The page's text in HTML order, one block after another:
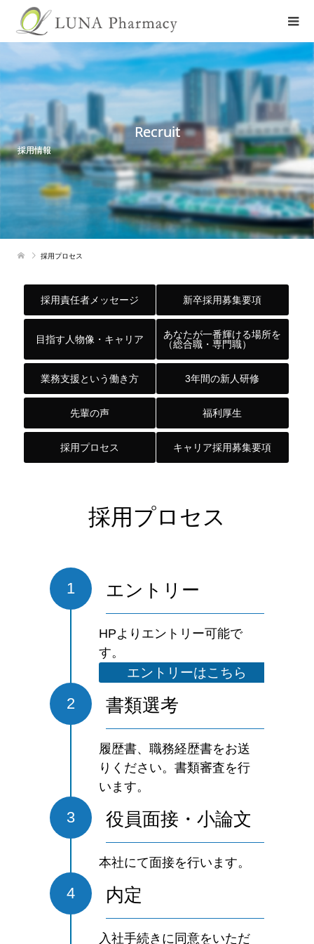
Recruit
採用情報
採用プロセス
採用責任者メッセージ 新卒採用募集要項
目指す人物像・キャリア
あなたが一番輝ける場所を
（総合職・専門職）
業務支援という働き方 3年間の新人研修
先輩の声 福利厚生
採用プロセス キャリア採用募集要項
採用プロセス
1 エントリー
HPよりエントリー可能で
す。
エントリーはこちら
2 書類選考
履歴書、職務経歴書をお送
りください。書類審査を行
います。
3 役員面接・小論文
本社にて面接を行います。
4 内定
入社手続きに同意をいただ